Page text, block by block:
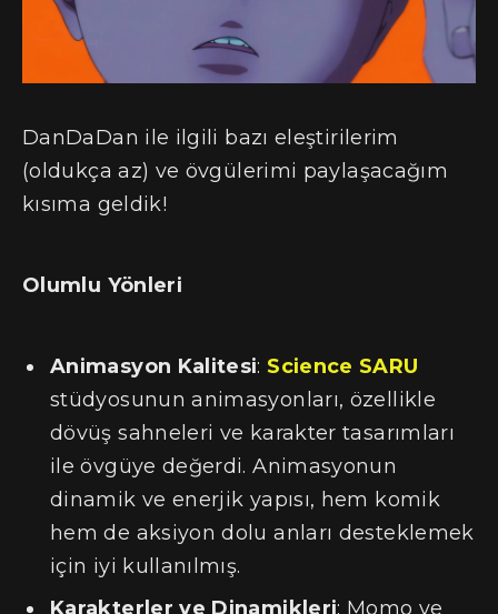
DanDaDan ile ilgili bazı eleştirilerim
(oldukça az) ve övgülerimi paylaşacağım
kısıma geldik!
Olumlu Yönleri
Animasyon Kalitesi: Science SARU
stüdyosunun animasyonları, özellikle
dövüş sahneleri ve karakter tasarımları
ile övgüye değerdi. Animasyonun
dinamik ve enerjik yapısı, hem komik
hem de aksiyon dolu anları desteklemek
için iyi kullanılmış.
Karakterler ve Dinamikleri: Momo ve